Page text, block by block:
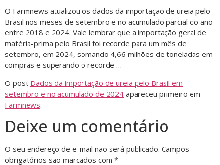
O Farmnews atualizou os dados da importação de ureia pelo
Brasil nos meses de setembro e no acumulado parcial do ano
entre 2018 e 2024. Vale lembrar que a importação geral de
matéria-prima pelo Brasil foi recorde para um mês de
setembro, em 2024, somando 4,66 milhões de toneladas em
compras e superando o recorde …
O post Dados da importação de ureia pelo Brasil em
setembro e no acumulado de 2024 apareceu primeiro em
Farmnews.
Deixe um comentário
O seu endereço de e-mail não será publicado. Campos
obrigatórios são marcados com *